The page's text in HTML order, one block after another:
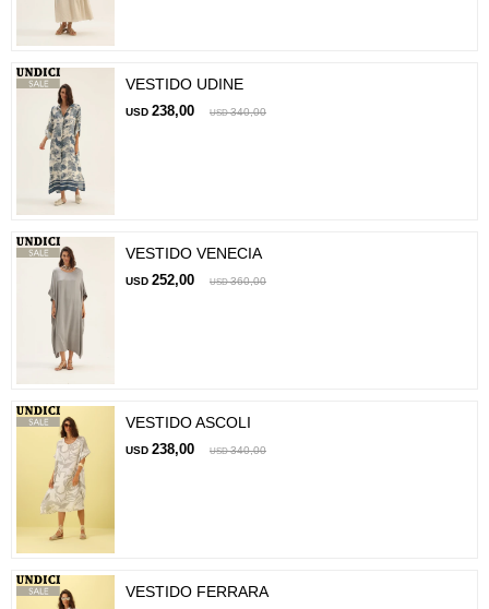
VESTIDO UDINE
USD 238,00 USD 340,00
VESTIDO VENECIA
USD 252,00 USD 360,00
VESTIDO ASCOLI
USD 238,00 USD 340,00
VESTIDO FERRARA